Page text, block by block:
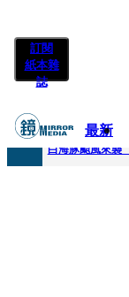
訂閱
紙本雜
誌
最新
快訊
白海豚颱風來襲